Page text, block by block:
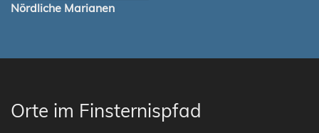
Nördliche Marianen
Orte im Finsternispfad